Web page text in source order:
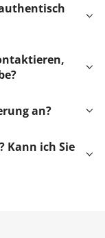
an?
Kann ich Sie